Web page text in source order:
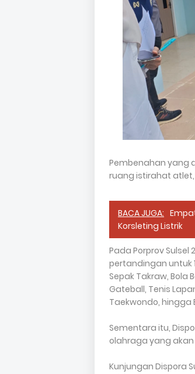
Pembenahan yang
ruang istirahat
BACA JUGA:
Korsleting Listrik
Pada Porprov
pertandingan untuk
Sepak Takraw, Bola
Gateball, Tenis
Taekwondo, hingga
Sementara itu,
olahraga yang akan
Kunjungan Dispora